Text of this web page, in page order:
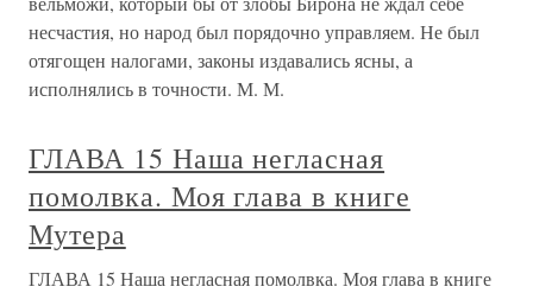
несчастия, но народ был порядочно управляем. Не был
отягощен налогами, законы издавались ясны, а
исполнялись в точности. М. М.
ГЛАВА 15 Наша негласная
помолвка. Моя глава в книге
Мутера
ГЛАВА 15 Наша негласная помолвка. Моя глава в книге